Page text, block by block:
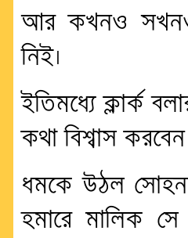
আর কখনও সখনও
নিই।
ইতিমধ্যে ক্লার্ক
কথা বিশ্বাস করবেন
ধমকে উঠল
হমারে মালিক